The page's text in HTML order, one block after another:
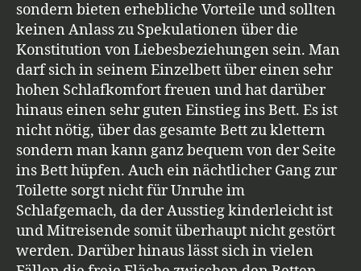
sondern bieten erhebliche Vorteile und sollten
keinen Anlass zu Spekulationen über die
Konstitution von Liebesbeziehungen sein. Man
darf sich in seinem Einzelbett über einen sehr
hohen Schlafkomfort freuen und hat darüber
hinaus einen sehr guten Einstieg ins Bett. Es ist
nicht nötig, über das gesamte Bett zu klettern
sondern man kann ganz bequem von der Seite
ins Bett hüpfen. Auch ein nächtlicher Gang zur
Toilette sorgt nicht für Unruhe im
Schlafgemach, da der Ausstieg kinderleicht ist
und Mitreisende somit überhaupt nicht gestört
werden. Darüber hinaus lässt sich in vielen